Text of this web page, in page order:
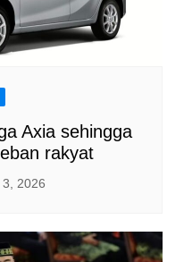
Axia sehingga
rakyat
3, 2026